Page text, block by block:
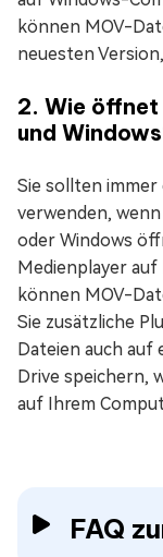
können MOV-
neuesten
2. Wie
und
Sie sollten immer
verwenden,
oder Windows
Medienplayer
können MOV-
Sie zusätzliche
Dateien auch auf
Drive speichern,
auf Ihrem
FAQ